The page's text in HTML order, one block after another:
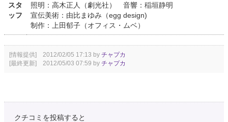
スタ
ッフ
照明：高木正人（劇光社） 音響：稲垣静明
宣伝美術：由比まゆみ（egg design)
制作：上田郁子（オフィス・ムベ）
[情報提供] 2012/02/05 17:13 by チャプカ
[最終更新] 2012/05/03 07:59 by チャプカ
クチコミを投稿すると